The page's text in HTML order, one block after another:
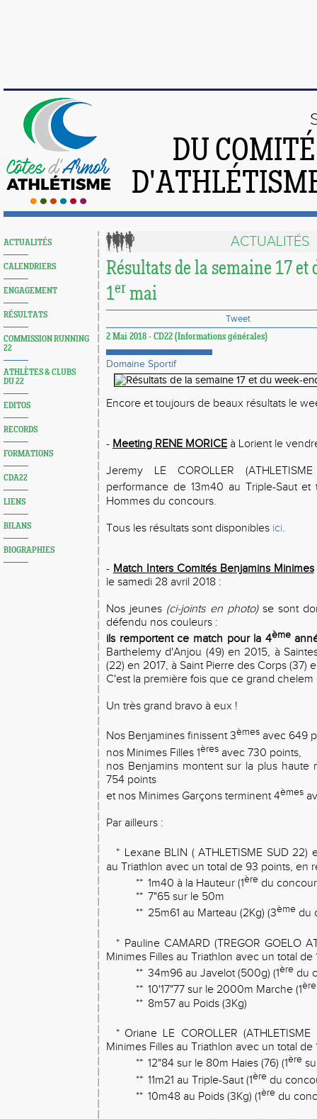
DU
ACTUALITÉS
CALENDRIERS
ENGAGEMENT
RÉSULTATS
COMMISSION RUNNING
22
ATHLÈTES & CLUBS
DU 22
EDITOS
RECORDS
FORMATIONS
CDA22
LIENS
BILANS
BIOGRAPHIES
ACTUALITÉS
Résultats de la semaine 17 et
1er mai
Tweet
2 Mai 2018 - CD22 (Informations générales)
Domaine Sportif
Encore et toujours de beaux résultats le
- Meeting RENE MORICE à Lorient le
Jeremy LE COROLLER
performance de 13m40 au Triple-Saut et
Hommes du concours.
Tous les résultats sont disponibles ici.
- Match Inters Comités Benjamins Minimes
le samedi 28 avril 2018 :
Nos jeunes (ci-joints en photo)se sont
défendu nos couleurs :
ils remportent ce match pour la 4ème
Barthelemy d'Anjou (49) en 2015, à
(22) en 2017, à Saint Pierre des Corps (37)
C'est la première fois que ce grand chelem
Un très grand bravo à eux !
Nos Benjamines finissent 3èmes avec 649
nos Minimes Filles 1ères avec 730 points,
nos Benjamins montent sur la plus haute
754 points
et nos Minimes Garçons terminent 4èmes
Par ailleurs :
* Lexane BLIN ( ATHLETISME SUD 22)
au Triathlon avec un total de 93 points, en
** 1m40 à la Hauteur (1ère du
** 7"65 sur le 50m
** 25m61 au Marteau (2Kg) (3ème du
* Pauline CAMARD (TREGOR GOELO
Minimes Filles au Triathlon avec un total de
** 34m96 au Javelot (500g) (1ère du
** 10'17"77 sur le 2000m Marche (1ère
** 8m57 au Poids (3Kg)
* Oriane LE COROLLER
Minimes Filles au Triathlon avec un total de
** 12"84 sur le 80m Haies (76) (1ère
** 11m21 au Triple-Saut (1ère du
** 10m48 au Poids (3Kg) (1ère du